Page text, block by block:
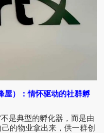
屋）：情怀驱动的社群孵
是典型的孵化器，而是由
的物业拿出来，供一群创